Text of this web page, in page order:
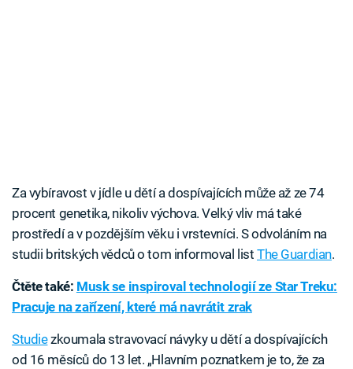
Za vybíravost v jídle u dětí a dospívajících může až ze 74
procent genetika, nikoliv výchova. Velký vliv má také
prostředí a v pozdějším věku i vrstevníci. S odvoláním na
studii britských vědců o tom informoval listThe Guardian.
Čtěte také: Musk se inspiroval technologií ze Star Treku:
Pracuje na zařízení, které má navrátit zrak
Studiezkoumala stravovací návyky u dětí a dospívajících
od 16 měsíců do 13 let. „Hlavním poznatkem je to, že za